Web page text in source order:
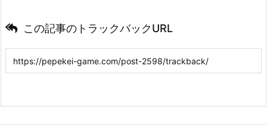
この記事のトラックバックURL